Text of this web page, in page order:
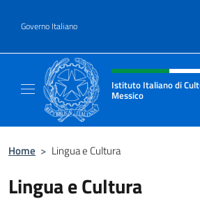
Governo Italiano
Intestazione sito,
Istituto Italiano di
Messico
Home > Lingua e Cultura
Lingua e Cultura